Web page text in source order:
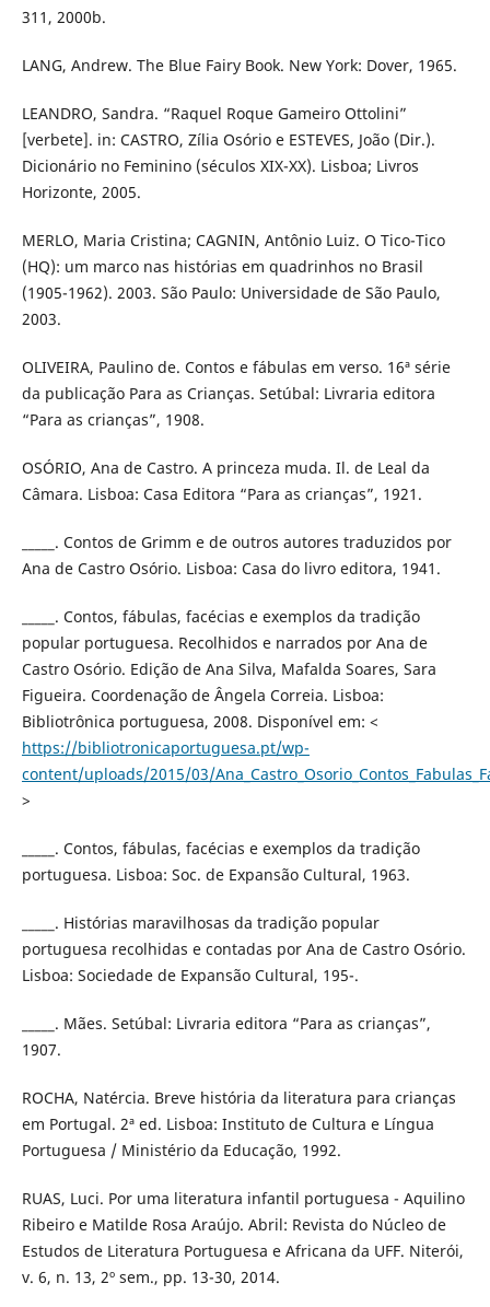
311, 2000b.
LANG, Andrew. The Blue Fairy Book. New York: Dover, 1965.
LEANDRO, Sandra. “Raquel Roque Gameiro Ottolini”
[verbete]. in: CASTRO, Zília Osório e ESTEVES, João (Dir.).
Dicionário no Feminino (séculos XIX-XX). Lisboa; Livros
Horizonte, 2005.
MERLO, Maria Cristina; CAGNIN, Antônio Luiz. O Tico-Tico
(HQ): um marco nas histórias em quadrinhos no Brasil
(1905-1962). 2003. São Paulo: Universidade de São Paulo,
2003.
OLIVEIRA, Paulino de. Contos e fábulas em verso. 16ª série
da publicação Para as Crianças. Setúbal: Livraria editora
“Para as crianças”, 1908.
OSÓRIO, Ana de Castro. A princeza muda. Il. de Leal da
Câmara. Lisboa: Casa Editora “Para as crianças”, 1921.
_____. Contos de Grimm e de outros autores traduzidos por
Ana de Castro Osório. Lisboa: Casa do livro editora, 1941.
_____. Contos, fábulas, facécias e exemplos da tradição
popular portuguesa. Recolhidos e narrados por Ana de
Castro Osório. Edição de Ana Silva, Mafalda Soares, Sara
Figueira. Coordenação de Ângela Correia. Lisboa:
Bibliotrônica portuguesa, 2008. Disponível em: <
https://bibliotronicaportuguesa.pt/wp-
content/uploads/2015/03/
>
_____. Contos, fábulas, facécias e exemplos da tradição
portuguesa. Lisboa: Soc. de Expansão Cultural, 1963.
_____. Histórias maravilhosas da tradição popular
portuguesa recolhidas e contadas por Ana de Castro Osório.
Lisboa: Sociedade de Expansão Cultural, 195-.
_____. Mães. Setúbal: Livraria editora “Para as crianças”,
1907.
ROCHA, Natércia. Breve história da literatura para crianças
em Portugal. 2ª ed. Lisboa: Instituto de Cultura e Língua
Portuguesa / Ministério da Educação, 1992.
RUAS, Luci. Por uma literatura infantil portuguesa - Aquilino
Ribeiro e Matilde Rosa Araújo. Abril: Revista do Núcleo de
Estudos de Literatura Portuguesa e Africana da UFF. Niterói,
v. 6, n. 13, 2º sem., pp. 13-30, 2014.